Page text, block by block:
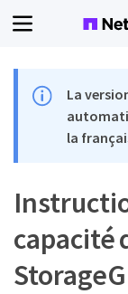
La
la
capacité